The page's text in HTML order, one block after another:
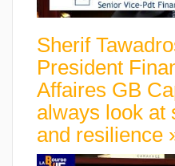
Sherif
President
Affaires GB
always look at
and resilience